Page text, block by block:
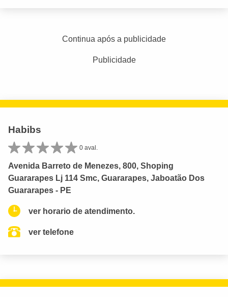
Continua após a publicidade
Publicidade
Habibs
0 aval.
Avenida Barreto de Menezes, 800, Shoping
Guararapes Lj 114 Smc, Guararapes, Jaboatão Dos
Guararapes - PE
ver horario de atendimento.
ver telefone